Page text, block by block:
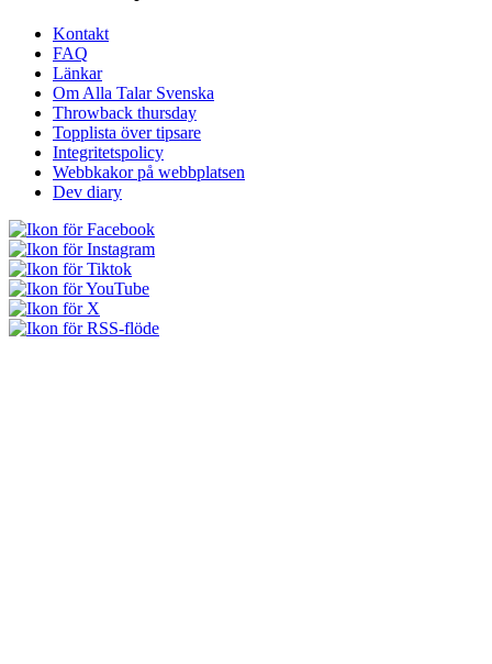
Kontakt
FAQ
Länkar
Om Alla Talar Svenska
Throwback thursday
Topplista över tipsare
Integritetspolicy
Webbkakor på webbplatsen
Dev diary